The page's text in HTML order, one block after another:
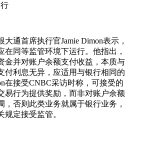
大通首席执行官Jamie Dimon表示，
在同等监管环境下运行。他指出，
金并对账户余额支付收益，本质与
付利息无异，应适用与银行相同的
在接受CNBC采访时称，可接受的
易行为提供奖励，而非对账户余额
，否则此类业务就属于银行业务，
规定接受监管。